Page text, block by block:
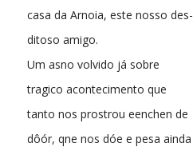
casa da Arnoia, este nosso des-
ditoso amigo.
Um asno volvido já sobre
tragico acontecimento que
tanto nos prostrou eenchen de
dôór, qne nos dóe e pesa ainda